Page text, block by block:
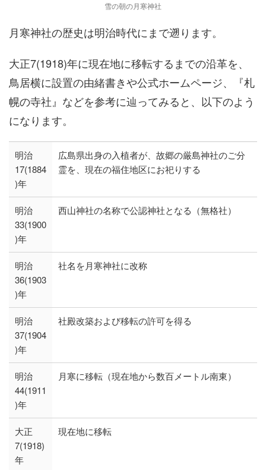
雪の朝の月寒神社
月寒神社の歴史は明治時代にまで遡ります。
大正7(1918)年に現在地に移転するまでの沿革を、
鳥居横に設置の由緒書きや公式ホームページ、『札
幌の寺社』などを参考に辿ってみると、以下のよう
になります。
明治
17(1884
)年
広島県出身の入植者が、故郷の厳島神社のご分
霊を、現在の福住地区にお祀りする
明治
33(1900
)年
西山神社の名称で公認神社となる（無格社）
明治
36(1903
)年
社名を月寒神社に改称
明治
37(1904
)年
社殿改築および移転の許可を得る
明治
44(1911
)年
月寒に移転（現在地から数百メートル南東）
大正
7(1918)
年
現在地に移転